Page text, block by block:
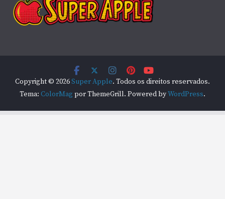
Copyright © 2026Super Apple. Todos os direitos reservados.
Tema: ColorMag por ThemeGrill. Powered byWordPress.